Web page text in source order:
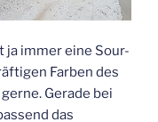
ja immer eine Sour-
Farben des
Gerade bei
das